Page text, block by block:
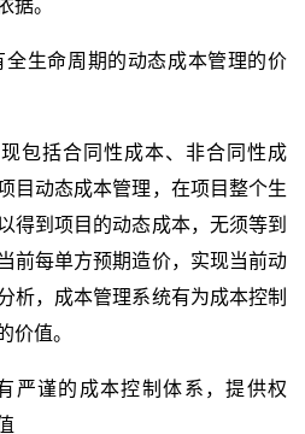
据。
全生命周期的动态成本管理的价
包括合同性成本、非合同性成
目动态成本管理，在项目整个生
得到项目的动态成本，无须等到
前每单方预期造价，实现当前动
析，成本管理系统有为成本控制
价值。
严谨的成本控制体系，提供权